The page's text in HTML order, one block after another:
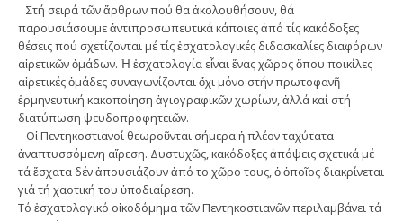
Στή σειρά τῶν ἄρθρων πού θα ἀκολουθήσουν, θά
παρουσιάσουμε ἀντιπροσωπευτικά κάποιες ἀπό τίς κακόδοξες
θέσεις πού σχετίζονται μέ τίς ἐσχατολογικές διδασκαλίες διαφόρων
αἱρετικῶν ὁμάδων. Ἡ ἐσχατολογία εἶναι ἕνας χῶρος ὅπου ποικίλες
αἱρετικές ὁμάδες συναγωνίζονται ὄχι μόνο στήν πρωτοφανῆ
ἑρμηνευτική κακοποίηση ἁγιογραφικῶν χωρίων, ἀλλά καί στή
διατύπωση ψευδοπροφητειῶν.
Οἱ Πεντηκοστιανοί θεωροῦνται σήμερα ἡ πλέον ταχύτατα
ἀναπτυσσόμενη αἵρεση. Δυστυχῶς, κακόδοξες ἀπόψεις σχετικά μέ
τά ἔσχατα δέν ἀπουσιάζουν ἀπό το χῶρο τους, ὁ ὁποῖος διακρίνεται
γιά τή χαοτική του ὑποδιαίρεση.
Τό ἐσχατολογικό οἰκοδόμημα τῶν Πεντηκοστιανῶν περιλαμβάνει τά